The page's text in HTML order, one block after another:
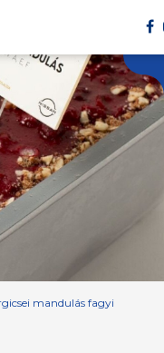
mandulás fagyi